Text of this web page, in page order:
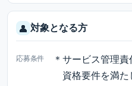
👤 対象となる方
応募条件
＊サービス管理
資格要件を満た